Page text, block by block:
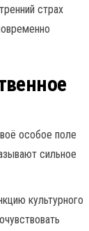
страх
особое поле
сильное
культурного